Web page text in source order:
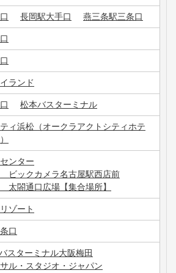
長岡駅大手口 燕三条駅三条口
ランド
松本バスターミナル
ィ浜松（オークラアクトシティホテ
ンター
ビックカメラ名古屋駅西店前
太閤通口広場【集合場所】
ゾート
口
スターミナル大阪梅田
ル・スタジオ・ジャパン